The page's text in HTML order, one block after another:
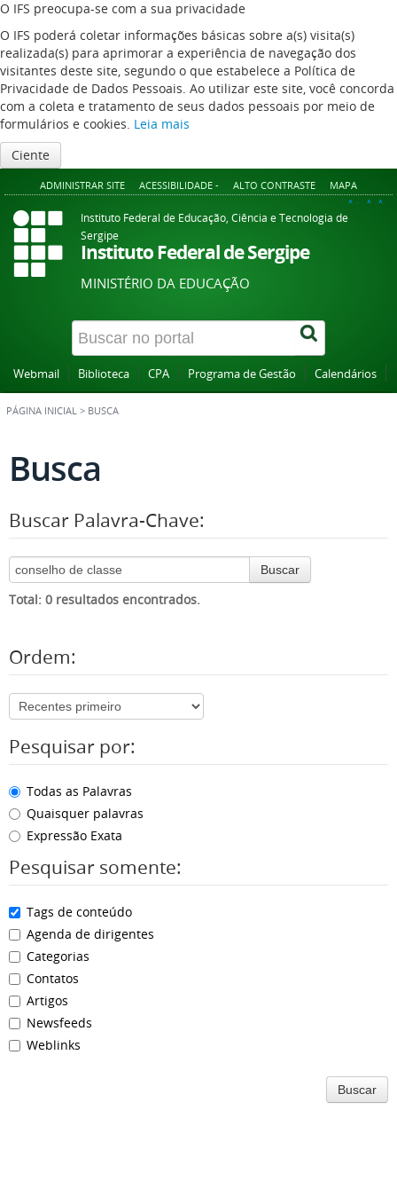
O IFS preocupa-se com a sua privacidade
O IFS poderá coletar informações básicas sobre a(s) visita(s)
realizada(s) para aprimorar a experiência de navegação dos
visitantes deste site, segundo o que estabelece a Política de
Privacidade de Dados Pessoais. Ao utilizar este site, você concorda
com a coleta e tratamento de seus dados pessoais por meio de
formulários e cookies. Leia mais
Ciente
ADMINISTRAR SITE ACESSIBILIDADE - ALTO CONTRASTE MAPA
A+ A A-
Instituto Federal de Educação, Ciência e Tecnologia de
Sergipe
Instituto Federal de Sergipe
MINISTÉRIO DA EDUCAÇÃO
Webmail Biblioteca CPA Programa de Gestão Calendários
PÁGINA INICIAL > BUSCA
Busca
Buscar Palavra-Chave:
Buscar
Total: 0 resultados encontrados.
Ordem:
Pesquisar por:
Todas as Palavras
Quaisquer palavras
Expressão Exata
Pesquisar somente:
Tags de conteúdo
Agenda de dirigentes
Categorias
Contatos
Artigos
Newsfeeds
Weblinks
Buscar